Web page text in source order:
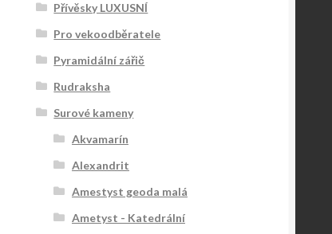
Přívěsky LUXUSNÍ
Pro vekoodběratele
Pyramidální zářič
Rudraksha
Surové kameny
Akvamarín
Alexandrit
Amestyst geoda malá
Ametyst - Katedrální